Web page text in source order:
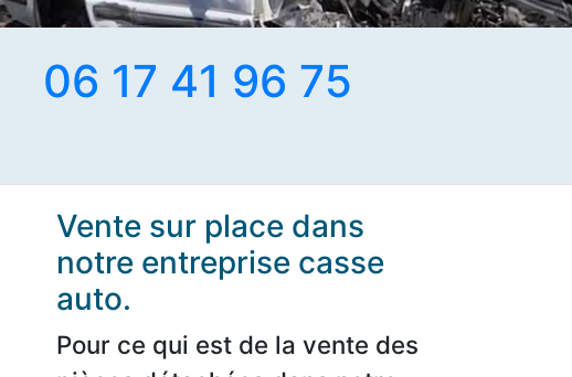
06 17 41 96 75
Vente sur place dans
notre entreprise casse
auto.
Pour ce qui est de la vente des